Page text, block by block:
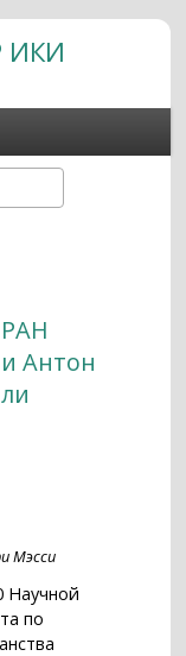
ИКИ
Антон
Мэсси
Научной
по